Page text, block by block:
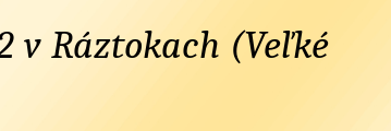
v Ráztokach (Veľké